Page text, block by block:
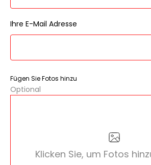
Ihre E-Mail Adresse
Fügen Sie Fotos hinzu
Optional
Klicken Sie, um Fotos